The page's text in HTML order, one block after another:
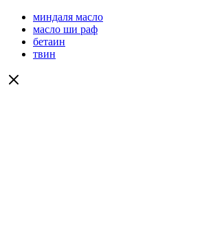
миндаля масло
масло ши раф
бетаин
твин